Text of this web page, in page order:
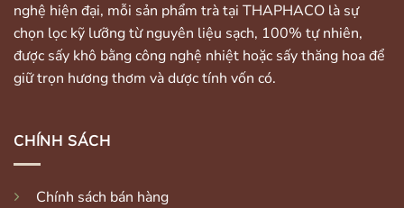
nghệ hiện đại, mỗi sản phẩm trà tại THAPHACO là sự
chọn lọc kỹ lưỡng từ nguyên liệu sạch, 100% tự nhiên,
được sấy khô bằng công nghệ nhiệt hoặc sấy thăng hoa để
giữ trọn hương thơm và dược tính vốn có.
CHÍNH SÁCH
Chính sách bán hàng